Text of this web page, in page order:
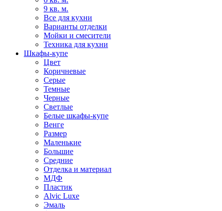
9 кв. м.
Все для кухни
Варианты отделки
Мойки и смесители
Техника для кухни
Шкафы-купе
Цвет
Коричневые
Серые
Темные
Черные
Светлые
Белые шкафы-купе
Венге
Размер
Маленькие
Большие
Средние
Отделка и материал
МДФ
Пластик
Alvic Luxe
Эмаль